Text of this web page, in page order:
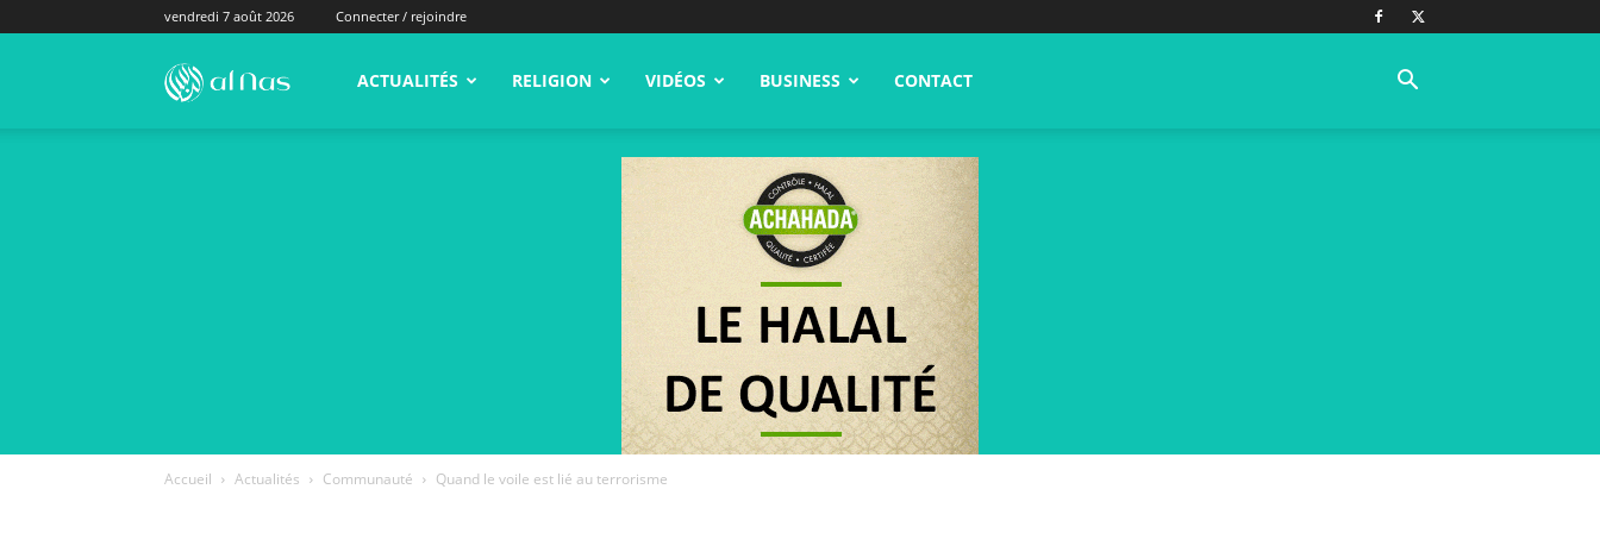
vendredi 7 août 2026 Connecter / rejoindre
alNas.fr ACTUALITÉS RELIGION VIDÉOS BUSINESS CONTACT
Accueil Actualités Communauté Quand le voile est lié au terrorisme